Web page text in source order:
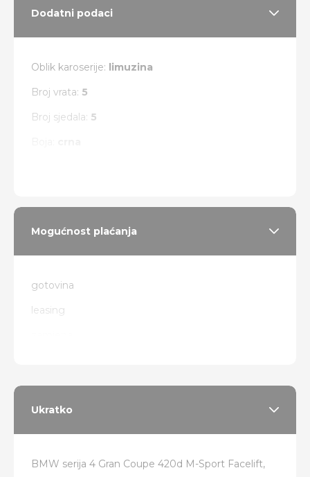
Dodatni podaci
Oblik karoserije: limuzina
Broj vrata: 5
Broj sjedala: 5
Mogućnost plaćanja
gotovina
leasing
Ukratko
BMW serija 4 Gran Coupe 420d M-Sport Facelift,